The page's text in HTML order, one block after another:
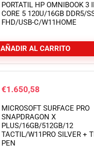
PORTATIL HP OMNIBOOK 3
CORE 5 120U/16GB DDR5/
FHD/USB-C/W11HOME
AÑADIR AL CARRITO
€1.650,58
MICROSOFT SURFACE PRO
SNAPDRAGON X
PLUS/16GB/512GB/12
TACTIL/W11PRO SILVER +
PEN